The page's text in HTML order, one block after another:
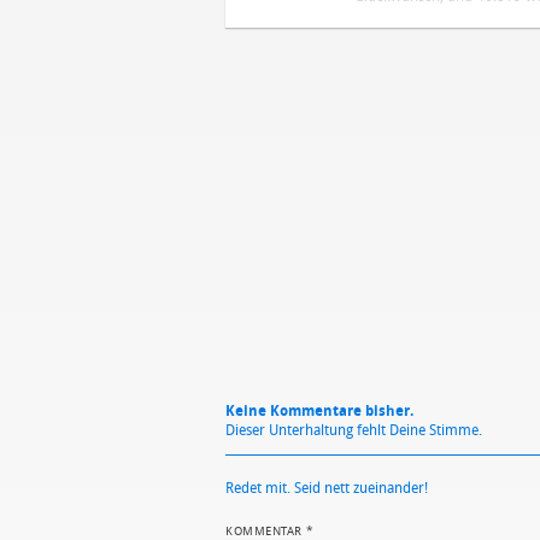
Keine Kommentare bisher.
Dieser Unterhaltung fehlt Deine Stimme.
Redet mit. Seid nett zueinander!
KOMMENTAR *